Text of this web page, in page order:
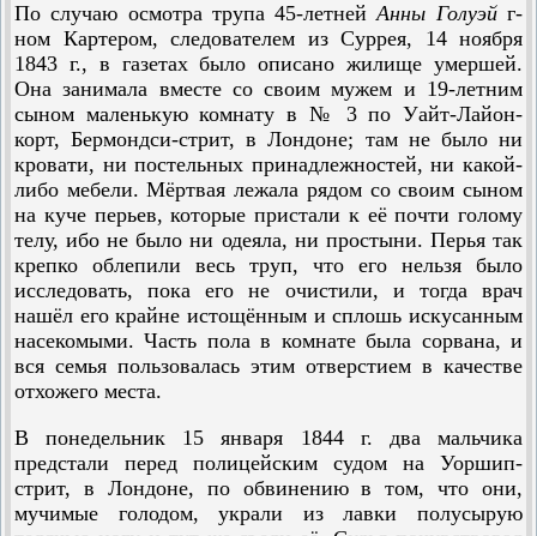
По случаю осмотра трупа 45-летнейАнны Голуэйг-
ном Картером, следователем из Суррея, 14 ноября
1843 г., в газетах было описано жилище умершей.
Она занимала вместе со своим мужем и 19-летним
сыном маленькую комнату в № 3 по Уайт-Лайон-
корт, Бермондси-стрит, в Лондоне; там не было ни
кровати, ни постельных принадлежностей, ни какой-
либо мебели. Мёртвая лежала рядом со своим сыном
на куче перьев, которые пристали к её почти голому
телу, ибо не было ни одеяла, ни простыни. Перья так
крепко облепили весь труп, что его нельзя было
исследовать, пока его не очистили, и тогда врач
нашёл его крайне истощённым и сплошь искусанным
насекомыми. Часть пола в комнате была сорвана, и
вся семья пользовалась этим отверстием в качестве
отхожего места.
В понедельник 15 января 1844 г. два мальчика
предстали перед полицейским судом на Уоршип-
стрит, в Лондоне, по обвинению в том, что они,
мучимые голодом, украли из лавки полусырую